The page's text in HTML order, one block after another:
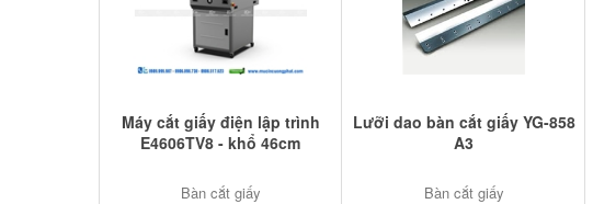
Máy cắt giấy điện lập trình
E4606TV8 - khổ 46cm
Bàn cắt giấy
Lưỡi dao bàn cắt giấy YG-858
A3
Bàn cắt giấy